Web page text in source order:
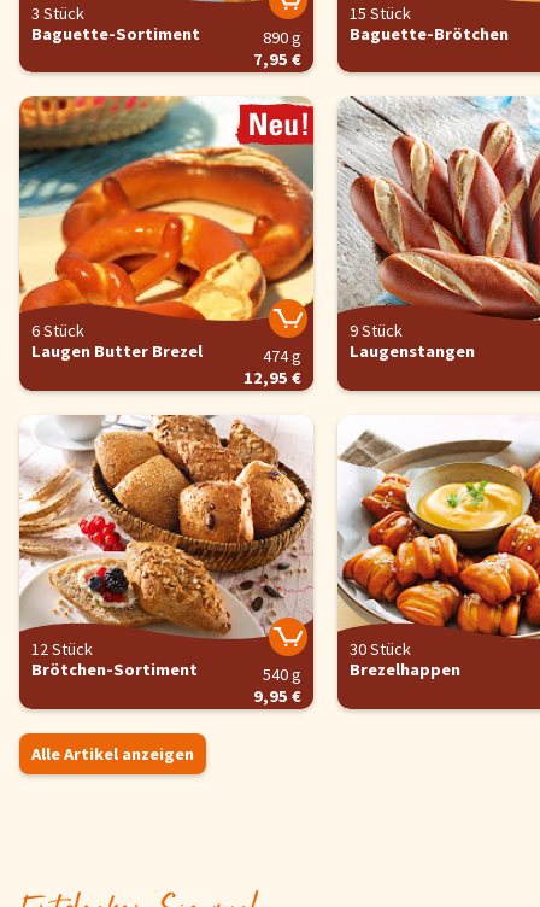
3 Stück
Baguette-Sortiment
890 g
7,95 €
15 Stück
Baguette-Brötchen
6 Stück
Laugen Butter Brezel
474 g
12,95 €
9 Stück
Laugenstangen
12 Stück
Brötchen-Sortiment
540 g
9,95 €
30 Stück
Brezelhappen
Alle Artikel anzeigen